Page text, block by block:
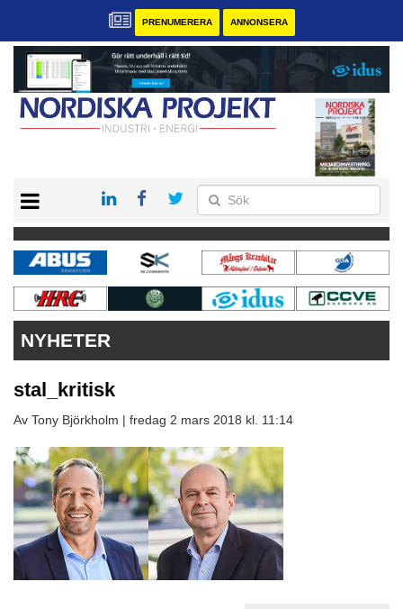
PRENUMERERA ANNONSERA
KONTAKT
VÅRA ANDRA MAGASIN
PRENUMERERA
ANNONSERA
NYHETER
stal_kritisk
Av Tony Björkholm | fredag 2 mars 2018 kl. 11:14